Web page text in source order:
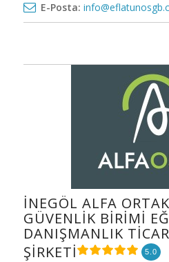
E-Posta:
İNEGÖL ALFA
GÜVENLİK BİRİMİ
DANIŞMANLIK
ŞİRKETİ
5.0